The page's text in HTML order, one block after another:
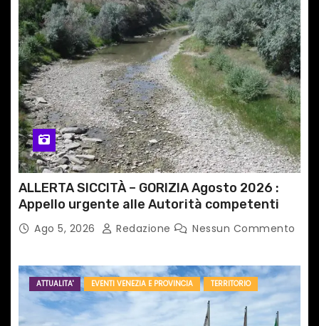
ALLERTA SICCITÀ – GORIZIA Agosto 2026 :
Appello urgente alle Autorità competenti
Ago 5, 2026 Redazione Nessun Commento
ATTUALITA' EVENTI VENEZIA E PROVINCIA TERRITORIO